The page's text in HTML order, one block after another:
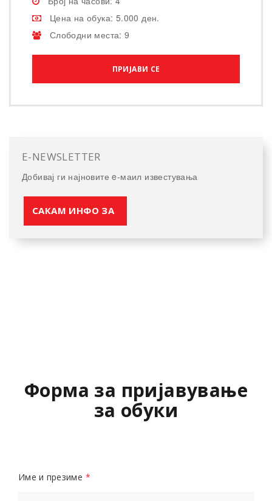
Цена на обука: 5.000 ден.
Слободни места: 9
ПРИЈАВИ СЕ
E-NEWSLETTER
Добивај ги најновите e-маил известувања
САКАМ ИНФО ЗА
Форма за пријавување
за обуки
Име и презиме *